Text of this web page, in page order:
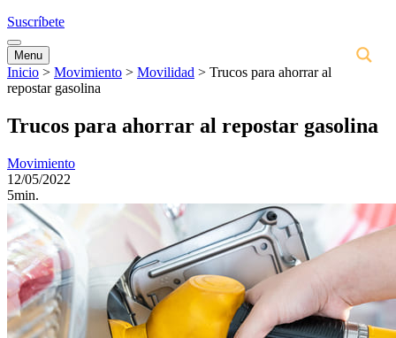
Suscríbete
Menu
Inicio > Movimiento > Movilidad > Trucos para ahorrar al
repostar gasolina
Trucos para ahorrar al repostar gasolina
Movimiento
12/05/2022
5min.